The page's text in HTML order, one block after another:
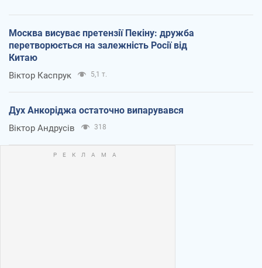
Москва висуває претензії Пекіну: дружба
перетворюється на залежність Росії від
Китаю
Віктор Каспрук 5,1 т.
Дух Анкоріджа остаточно випарувався
Віктор Андрусів 318